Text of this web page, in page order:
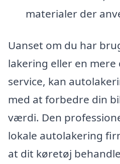
materialer der
Uanset om du har
lakering eller en
service, kan
med at forbedre din
værdi. Den
lokale autolakering
at dit køretøj